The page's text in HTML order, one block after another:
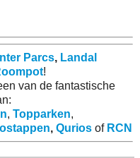
Parcs, Landal
!
van de fantastische
, Topparken,
, Quriosof RCN